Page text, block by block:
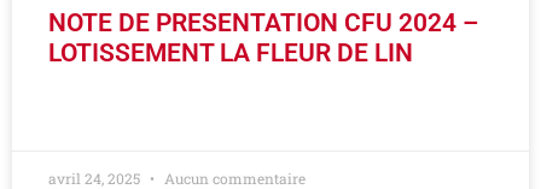
NOTE DE PRESENTATION CFU 2024 –
LOTISSEMENT LA FLEUR DE LIN
avril 24, 2025 Aucun commentaire